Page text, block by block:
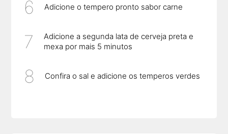
Adicione o tempero pronto sabor carne
Adicione a segunda lata de cerveja preta e
mexa por mais 5 minutos
Confira o sal e adicione os temperos verdes